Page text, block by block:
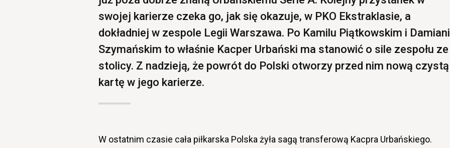
swojej karierze czeka go, jak się okazuje, w PKO Ekstraklasie, a
dokładniej w zespole Legii Warszawa. Po Kamilu Piątkowskim i
Szymańskim to właśnie Kacper Urbański ma stanowić o sile zespołu ze
stolicy. Z nadzieją, że powrót do Polski otworzy przed nim nową czystą
kartę w jego karierze.
W ostatnim czasie cała piłkarska Polska żyła sagą transferową Kacpra Urbańskiego.